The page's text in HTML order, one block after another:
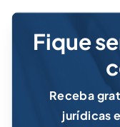
Fique
Receba
jurídicas